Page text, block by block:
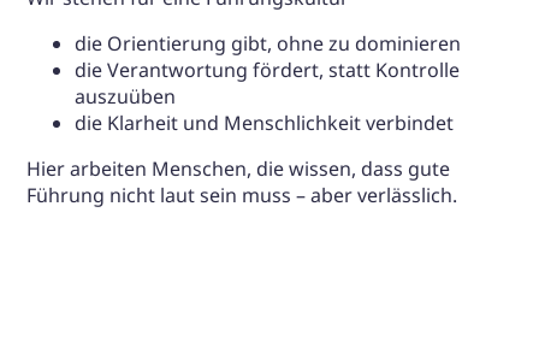
die Orientierung gibt, ohne zu dominieren
die Verantwortung fördert, statt Kontrolle
auszuüben
die Klarheit und Menschlichkeit verbindet
Hier arbeiten Menschen, die wissen, dass gute
Führung nicht laut sein muss – aber verlässlich.